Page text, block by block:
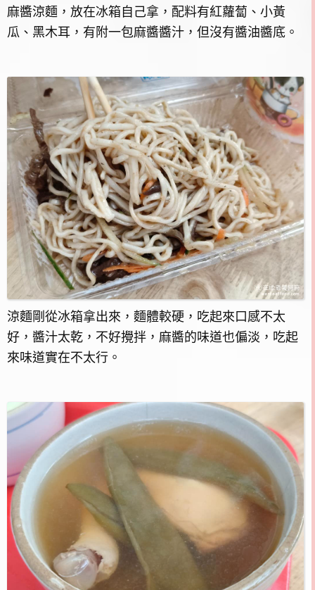
麻醬涼麵，放在冰箱自己拿，配料有紅蘿蔔、小黃
瓜、黑木耳，有附一包麻醬醬汁，但沒有醬油醬底。
涼麵剛從冰箱拿出來，麵體較硬，吃起來口感不太
好，醬汁太乾，不好攪拌，麻醬的味道也偏淡，吃起
來味道實在不太行。